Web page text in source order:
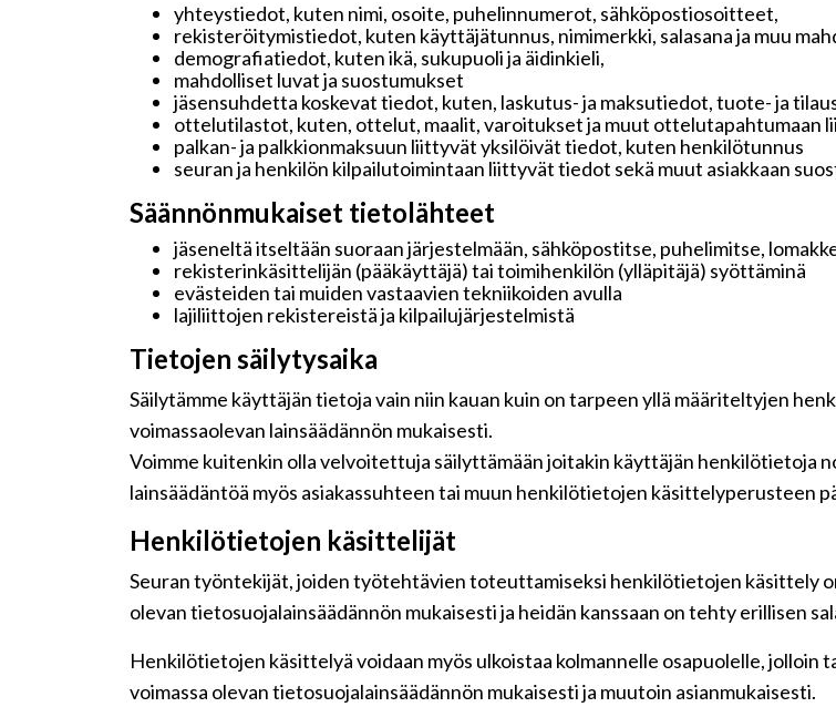
yhteystiedot, kuten nimi, osoite, puhelinnumerot, sähköpostiosoitteet,
rekisteröitymistiedot, kuten käyttäjätunnus, nimimerkki, salasana ja muu
demografiatiedot, kuten ikä, sukupuoli ja äidinkieli,
mahdolliset luvat ja suostumukset
jäsensuhdetta koskevat tiedot, kuten, laskutus- ja maksutiedot, tuote- ja
ottelutilastot, kuten, ottelut, maalit, varoitukset ja muut
palkan- ja palkkionmaksuun liittyvät yksilöivät tiedot, kuten henkilötunnus
seuran ja henkilön kilpailutoimintaan liittyvät tiedot sekä muut asiakkaan
Säännönmukaiset tietolähteet
jäseneltä itseltään suoraan järjestelmään, sähköpostitse, puhelimitse,
rekisterinkäsittelijän (pääkäyttäjä) tai toimihenkilön (ylläpitäjä) syöttäminä
evästeiden tai muiden vastaavien tekniikoiden avulla
lajiliittojen rekistereistä ja kilpailujärjestelmistä
Tietojen säilytysaika
Säilytämme käyttäjän tietoja vain niin kauan kuin on tarpeen yllä määriteltyjen
voimassaolevan lainsäädännön mukaisesti.
Voimme kuitenkin olla velvoitettuja säilyttämään joitakin käyttäjän henkilötietoja
lainsäädäntöä myös asiakassuhteen tai muun henkilötietojen käsittelyperusteen
Henkilötietojen käsittelijät
Seuran työntekijät, joiden työtehtävien toteuttamiseksi henkilötietojen käsittely
olevan tietosuojalainsäädännön mukaisesti ja heidän kanssaan on tehty erillisen
Henkilötietojen käsittelyä voidaan myös ulkoistaa kolmannelle osapuolelle,
voimassa olevan tietosuojalainsäädännön mukaisesti ja muutoin asianmukaisesti.